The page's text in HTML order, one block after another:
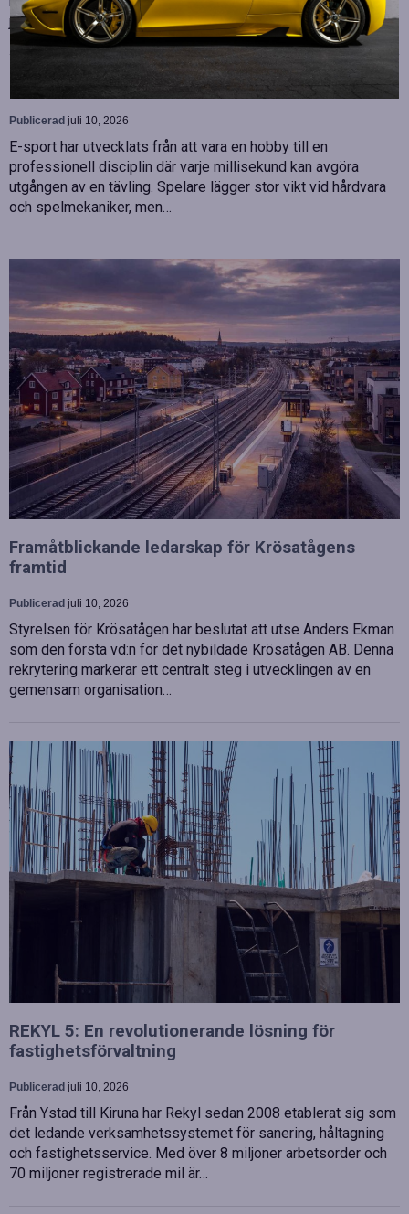
juni 2026 och kommer att…
Betydelsen av snabb internetanslutning för e-
Publicerad juli 10, 2026
E-sport har utvecklats från att vara en hobby till en
professionell disciplin där varje millisekund kan avgöra
utgången av en tävling. Spelare lägger stor vikt vid hårdvara
och spelmekaniker, men…
Framåtblickande ledarskap för Krösatågens
framtid
Publicerad juli 10, 2026
Styrelsen för Krösatågen har beslutat att utse Anders Ekman
som den första vd:n för det nybildade Krösatågen AB. Denna
rekrytering markerar ett centralt steg i utvecklingen av en
gemensam organisation…
REKYL 5: En revolutionerande lösning för
fastighetsförvaltning
Publicerad juli 10, 2026
Från Ystad till Kiruna har Rekyl sedan 2008 etablerat sig som
det ledande verksamhetssystemet för sanering, håltagning
och fastighetsservice. Med över 8 miljoner arbetsorder och
70 miljoner registrerade mil är…